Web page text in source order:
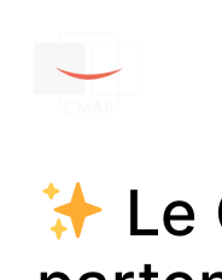
Le